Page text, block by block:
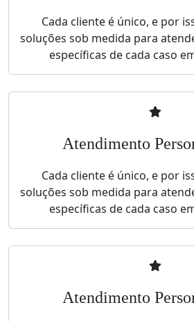
Cada cliente é único, e por
soluções sob medida para
específicas de cada caso
Atendimento
Cada cliente é único, e por
soluções sob medida para
específicas de cada caso
Atendimento